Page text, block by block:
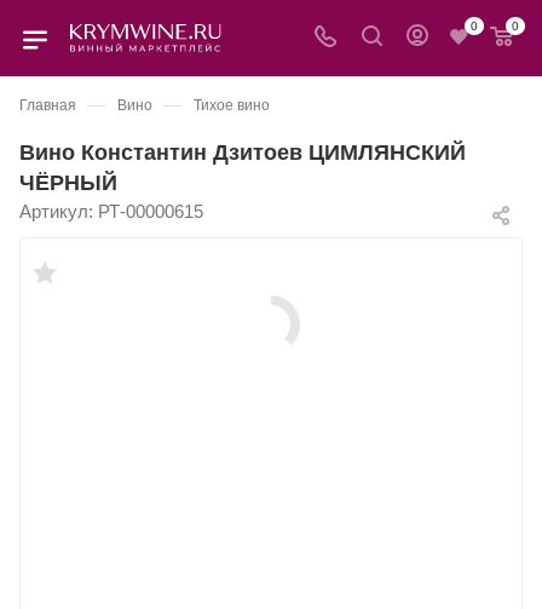
0 0
Главная — Вино — Тихое вино
Вино Константин Дзитоев ЦИМЛЯНСКИЙ
ЧЁРНЫЙ
Артикул: РТ-00000615